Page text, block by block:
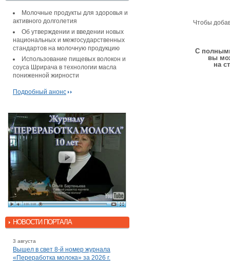
Молочные продукты для здоровья и
активного долголетия
Об утверждении и введении новых
национальных и межгосударственных
стандартов на молочную продукцию
Использование пищевых волокон и
соуса Шрирача в технологии масла
пониженной жирности
Подробный анонс
НОВОСТИ ПОРТАЛА
3 августа
Вышел в свет 8-й номер журнала
«Переработка молока» за 2026 г.
Чтобы
С
вы
на